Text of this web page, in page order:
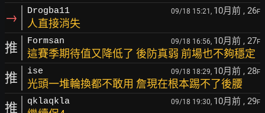
→ Drogba11 09/18 15:21, 10月前 , 26F
人直接消失
推 Formsan 09/18 16:56, 10月前 , 27F
這賽季期待值又降低了 後防真弱 前場也不夠穩定
推 ise 09/18 18:29, 10月前 , 28F
光頭一堆輪換都不敢用 詹現在根本踢不了後腰
推 qklaqkla 09/18 19:30, 10月前 , 29F